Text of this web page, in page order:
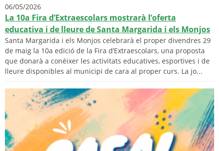
06/05/2026
La 10a Fira d’Extraescolars mostrarà l’oferta
educativa i de lleure de Santa Margarida i els Monjos
Santa Margarida i els Monjos celebrarà el proper divendres 29
de maig la 10a edició de la Fira d’Extraescolars, una proposta
que donarà a conèixer les activitats educatives, esportives i de
lleure disponibles al municipi de cara al proper curs. La jo...